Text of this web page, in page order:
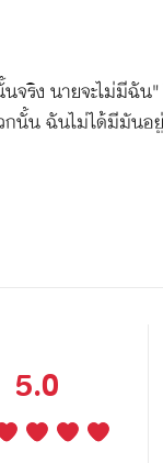
จริง นายจะไม่มีฉัน
กนั้น ฉันไม่ได้มีมันอ
5.0